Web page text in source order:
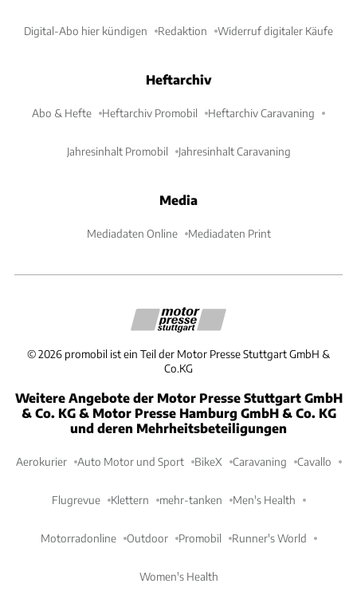
Digital-Abo hier kündigen Redaktion Widerruf digitaler Käufe
Heftarchiv
Abo & Hefte Heftarchiv Promobil Heftarchiv Caravaning
Jahresinhalt Promobil Jahresinhalt Caravaning
Media
Mediadaten Online Mediadaten Print
©2026 promobil ist ein Teil der Motor Presse Stuttgart GmbH &
Co.KG
Weitere Angebote der Motor Presse Stuttgart GmbH
& Co. KG & Motor Presse Hamburg GmbH & Co. KG
und deren Mehrheitsbeteiligungen
Aerokurier Auto Motor und Sport BikeX Caravaning Cavallo
Flugrevue Klettern mehr-tanken Men's Health
Motorradonline Outdoor Promobil Runner's World
Women's Health